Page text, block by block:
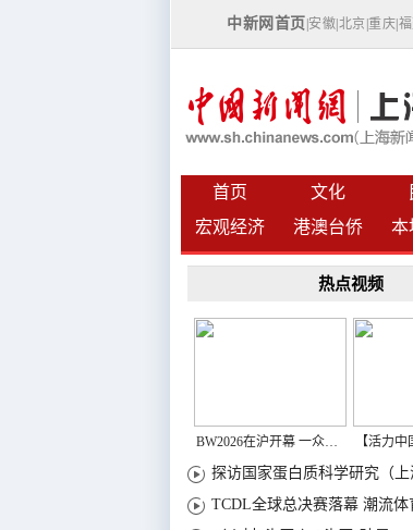
中新网首页 安徽 北京 |重庆
首页 文化
宏观经济
港澳台侨 本
热点视频
BW2026在沪开幕 一众次元品牌集中发布全新企划
TCDL全球总决赛落幕 潮流体